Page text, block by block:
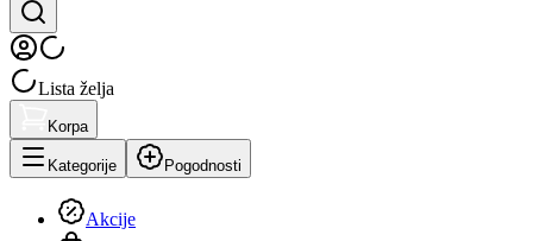
Lista želja
Korpa
Kategorije Pogodnosti
Akcije